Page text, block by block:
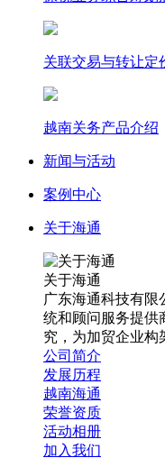
关联交易与转让定
越南关务产品介绍
新闻与活动
案例中心
关于海通
关于海通
广东海通科技有限
统和顾问服务提供
究，为加贸企业构
公司简介
发展历程
越南海通
荣誉资质
活动相册
加入我们